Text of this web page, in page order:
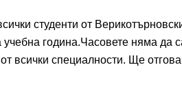
студенти от
учебна година.Часовете няма да
всички специалности. Ще